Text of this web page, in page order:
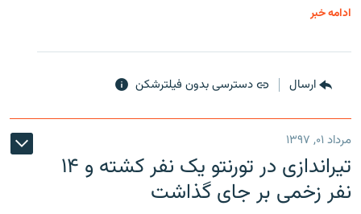
ادامه خبر
ارسال دسترسی بدون فیلترشکن
مرداد ۰۱, ۱۳۹۷
تیراندازی در تورنتو یک نفر کشته و ۱۴
نفر زخمی بر جای گذاشت